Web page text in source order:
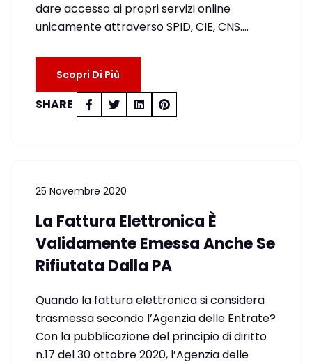
dare accesso ai propri servizi online
unicamente attraverso SPID, CIE, CNS.…
Scopri Di Più
SHARE
25 Novembre 2020
La Fattura Elettronica È
Validamente Emessa Anche Se
Rifiutata Dalla PA
Quando la fattura elettronica si considera
trasmessa secondo l’Agenzia delle Entrate?
Con la pubblicazione del principio di diritto
n.17 del 30 ottobre 2020, l’Agenzia delle